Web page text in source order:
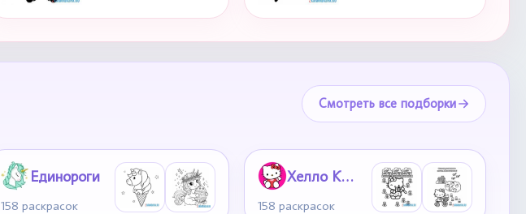
Смотреть все подборки
Единороги
158 раскрасок
Хелло Китти
158 раскрасок